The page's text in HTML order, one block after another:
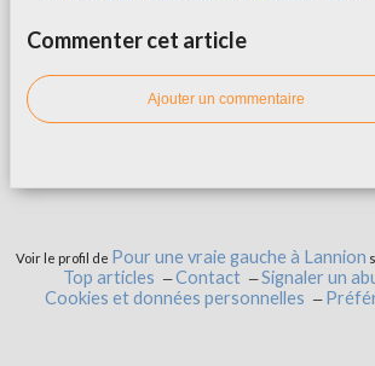
Commenter cet article
Ajouter un commentaire
Voir le profil de Pour une vraie gauche à Lannion
Top articles Contact Signaler un
Cookies et données personnelles